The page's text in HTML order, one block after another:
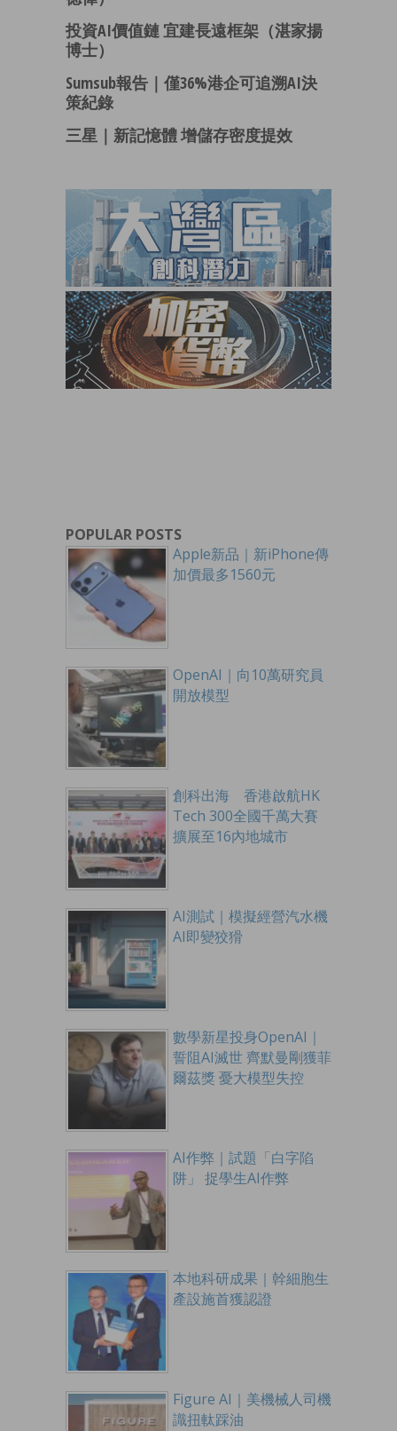
投資AI價值鏈 宜建長遠框架（湛家揚
博士）
Sumsub報告｜僅36%港企可追溯AI決
策紀錄
三星｜新記憶體 增儲存密度提效
POPULAR POSTS
Apple新品｜新iPhone傳
加價最多1560元
OpenAI｜向10萬研究員
開放模型
創科出海 香港啟航HK
Tech 300全國千萬大賽
擴展至16內地城市
AI測試｜模擬經營汽水機
AI即變狡猾
數學新星投身OpenAI｜
誓阻AI滅世 齊默曼剛獲菲
爾茲獎 憂大模型失控
AI作弊｜試題「白字陷
阱」 捉學生AI作弊
本地科研成果｜幹細胞生
產設施首獲認證
Figure AI｜美機械人司機
識扭軚踩油